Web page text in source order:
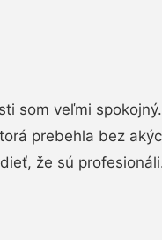
som veľmi
prebehla bez
že sú